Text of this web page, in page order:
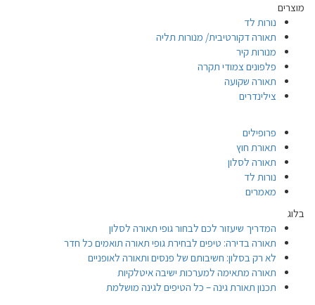
מוצרים
נורות לד
תאורה דקורטיבית/ מנורות תליה
מנורות קיר
פלפונים צמודי תקרה
תאורה שקועה
צילינדרים
פרופילים
תאורת חוץ
תאורה לסלון
נורות לד
מאמרים
בלוג
המדריך שיעזור לכם לבחור גופי תאורה לסלון
תאורה בדירה: טיפים לבחירת גופי תאורה תואמים כל חדר
לא רק בסלון: חשיבותם של פנסים ותאורה לאופניים
תאורה מתאימה למערכות ישיבה איטלקיות
תכנון תאורת גינה – כל הטיפים לגינה מושלמת